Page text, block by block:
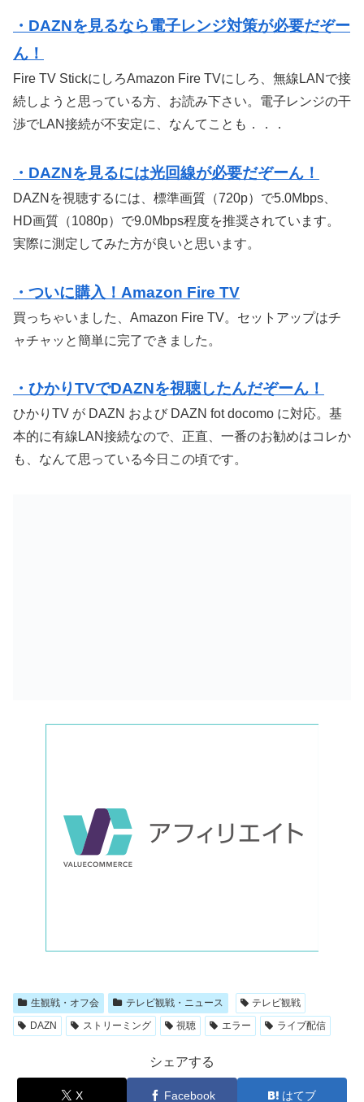
・DAZNを見るなら電子レンジ対策が必要だぞー
ん！
Fire TV StickにしろAmazon Fire TVにしろ、無線LANで接
続しようと思っている方、お読み下さい。電子レンジの干
渉でLAN接続が不安定に、なんてことも．．．
・DAZNを見るには光回線が必要だぞーん！
DAZNを視聴するには、標準画質（720p）で5.0Mbps、
HD画質（1080p）で9.0Mbps程度を推奨されています。
実際に測定してみた方が良いと思います。
・ついに購入！Amazon Fire TV
買っちゃいました、Amazon Fire TV。セットアップはチ
ャチャッと簡単に完了できました。
・ひかりTVでDAZNを視聴したんだぞーん！
ひかりTV が DAZN および DAZN fot docomo に対応。基
本的に有線LAN接続なので、正直、一番のお勧めはコレか
も、なんて思っている今日この頃です。
生観戦・オフ会 テレビ観戦・ニュース
テレビ観戦
DAZN
ストリーミング 視聴 エラー ライブ配信
シェアする
X Facebook はてブ